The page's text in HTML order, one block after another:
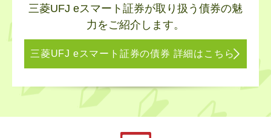
三菱UFJ eスマート証券が取り扱う債券の魅
力をご紹介します。
三菱UFJ eスマート証券の債券 詳細はこちら